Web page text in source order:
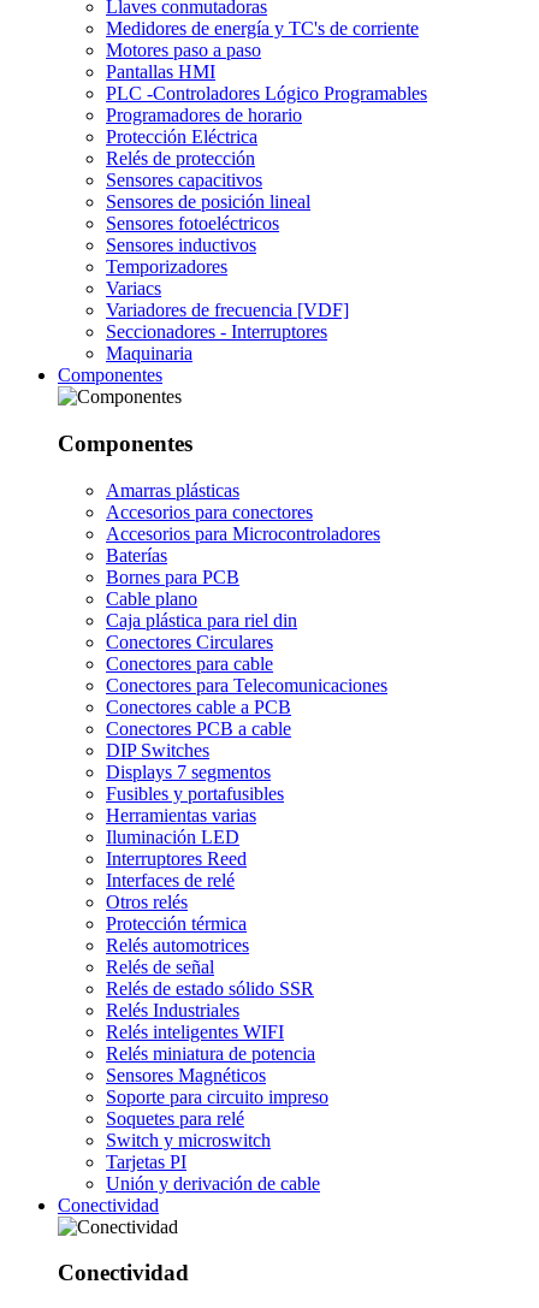
Llaves conmutadoras
Medidores de energía y TC's de corriente
Motores paso a paso
Pantallas HMI
PLC -Controladores Lógico Programables
Programadores de horario
Protección Eléctrica
Relés de protección
Sensores capacitivos
Sensores de posición lineal
Sensores fotoeléctricos
Sensores inductivos
Temporizadores
Variacs
Variadores de frecuencia [VDF]
Seccionadores - Interruptores
Maquinaria
Componentes
Componentes
Amarras plásticas
Accesorios para conectores
Accesorios para Microcontroladores
Baterías
Bornes para PCB
Cable plano
Caja plástica para riel din
Conectores Circulares
Conectores para cable
Conectores para Telecomunicaciones
Conectores cable a PCB
Conectores PCB a cable
DIP Switches
Displays 7 segmentos
Fusibles y portafusibles
Herramientas varias
Iluminación LED
Interruptores Reed
Interfaces de relé
Otros relés
Protección térmica
Relés automotrices
Relés de señal
Relés de estado sólido SSR
Relés Industriales
Relés inteligentes WIFI
Relés miniatura de potencia
Sensores Magnéticos
Soporte para circuito impreso
Soquetes para relé
Switch y microswitch
Tarjetas PI
Unión y derivación de cable
Conectividad
Conectividad